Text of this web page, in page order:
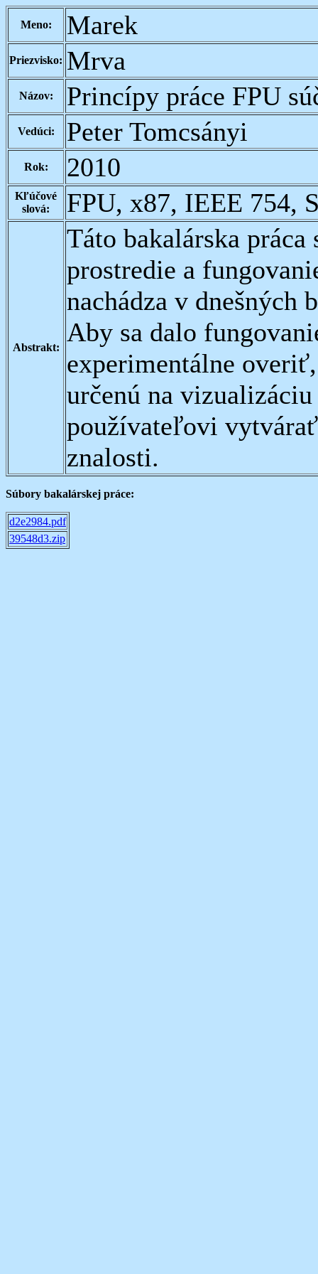
Meno: Marek
Priezvisko: Mrva
Názov: Princípy práce FPU
Vedúci: Peter Tomcsányi
Rok: 2010
Kľúčové
slová:
FPU, x87, IEEE 754,
Abstrakt:
Táto bakalárska
prostredie a
nachádza v dnešných
Aby sa dalo
experimentálne
určenú na
používateľovi
znalosti.
Súbory bakalárskej práce:
d2e2984.pdf
39548d3.zip